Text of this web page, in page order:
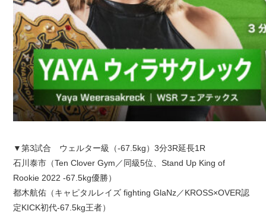
▼第3試合 ウェルター級（-67.5kg）3分3R延長1R
石川泰市（Ten Clover Gym／同級5位、Stand Up King of
Rookie 2022 -67.5kg優勝）
都木航佑（キャピタルレイズ fighting GlaNz／KROSS×OVER認
定KICK初代-67.5kg王者）